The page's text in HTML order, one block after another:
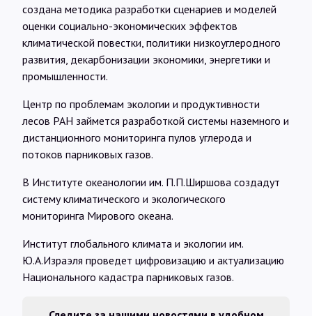
создана методика разработки сценариев и моделей
оценки социально-экономических эффектов
климатической повестки, политики низкоуглеродного
развития, декарбонизации экономики, энергетики и
промышленности.
Центр по проблемам экологии и продуктивности
лесов РАН займется разработкой системы наземного и
дистанционного мониторинга пулов углерода и
потоков парниковых газов.
В Институте океанологии им. П.П.Ширшова создадут
систему климатического и экологического
мониторинга Мирового океана.
Институт глобального климата и экологии им.
Ю.А.Израэля проведет цифровизацию и актуализацию
Национального кадастра парниковых газов.